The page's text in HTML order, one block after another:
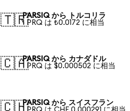
🇹🇷PARSIQ から トルコリラ
1 PRQ は ₺0.0172 に相当
🇨🇦PARSIQ から カナダドル
1 PRQ は $0.000502 に相当
🇨🇭PARSIQ から スイスフラン